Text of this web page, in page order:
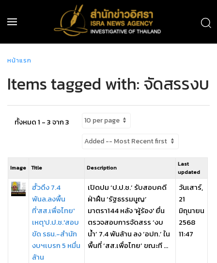
หน้าแรก
Items tagged with: จัดสรรงบ
ทั้งหมด 1 - 3 จาก 3
Image Title Description
Last
updated
ฮั้วดึง 7.4
พันล.ลงพื้น
ที่'สส.เพื่อไทย'
เหตุ'ป.ป.ช.'สอบ
ขัด รธน.-สำนัก
งบฯเบรก 5 หมื่น
ล้าน
เปิดปม ‘ป.ป.ช.’ รับสอบคดี
ฝ่าฝืน ‘รัฐธรรมนูญ’
มาตรา144 หลัง 'ผู้ร้อง' ยื่น
ตรวจสอบการจัดสรร ‘งบ
น้ำ’ 7.4 พันล้าน ลง ‘อปท.’ ใน
พื้นที่ ‘สส.เพื่อไทย’ ขณะที ...
วันเสาร์,
21
มิถุนายน
2568
11:47